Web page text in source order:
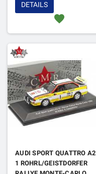
favorite
DETAILS
AUDI SPORT QUATTRO A2
1 ROHRL/GEISTDORFER